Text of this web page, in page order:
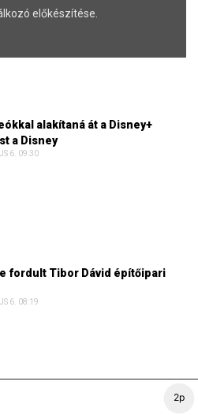
2p
előkészítése.
alakítaná át a Disney+
a Disney
6. 09:30
fordult Tibor Dávid építőipari
6. 08:19